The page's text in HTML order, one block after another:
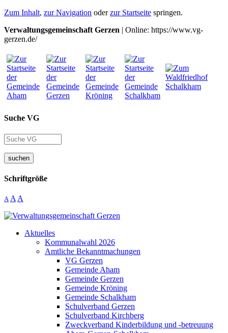
Zum Inhalt, zur Navigation oderzur Startseite springen.
Verwaltungsgemeinschaft Gerzen | Online: https://www.vg-
gerzen.de/
Suche VG
suchen
Schriftgröße
A A A
Aktuelles
Kommunalwahl 2026
Amtliche Bekanntmachungen
VG Gerzen
Gemeinde Aham
Gemeinde Gerzen
Gemeinde Kröning
Gemeinde Schalkham
Schulverband Gerzen
Schulverband Kirchberg
Zweckverband Kinderbildung und -betreuung